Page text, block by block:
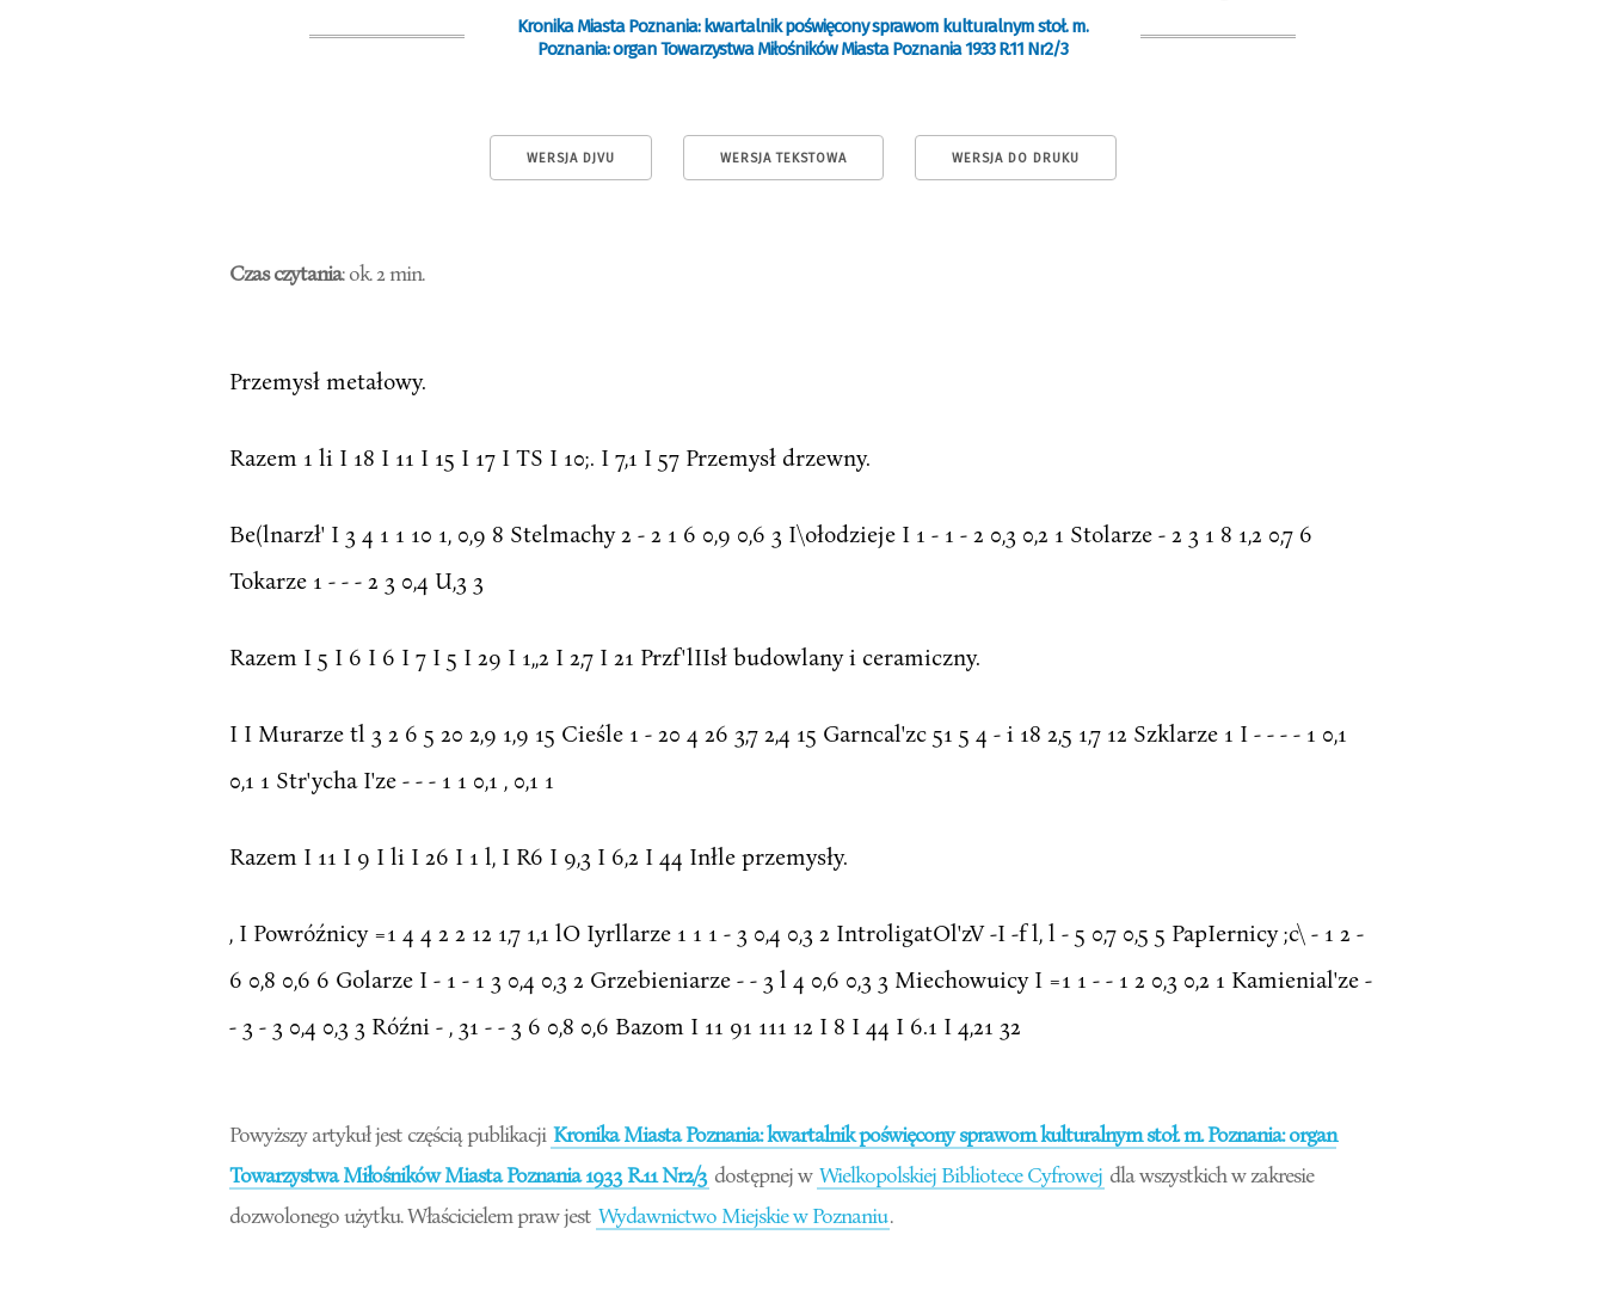
Kronika Miasta Poznania: kwartalnik poświęcony sprawom kulturalnym stoł. m.
Poznania: organ Towarzystwa Miłośników Miasta Poznania 1933 R.11 Nr2/3
WERSJA DJVU WERSJA TEKSTOWA WERSJA DO DRUKU
Czas czytania: ok. 2 min.
Przemysł metałowy.
Razem 1 li I 18 I 11 I 15 I 17 I TS I 10;. I 7,1 I 57 Przemysł drzewny.
Be(lnarzł' I 3 4 1 1 10 1, 0,9 8 Stelmachy 2 - 2 1 6 0,9 0,6 3 I\ołodzieje I 1 - 1 - 2 0,3 0,2 1 Stolarze - 2 3 1 8 1,2 0,7 6
Tokarze 1 - - - 2 3 0,4 U,3 3
Razem I 5 I 6 I 6 I 7 I 5 I 29 I 1,,2 I 2,7 I 21 Przf'lIIsł budowlany i ceramiczny.
I I Murarze tl 3 2 6 5 20 2,9 1,9 15 Cieśle 1 - 20 4 26 3,7 2,4 15 Garncal'zc 51 5 4 - i 18 2,5 1,7 12 Szklarze 1 I - - - - 1 0,1
0,1 1 Str'ycha I'ze - - - 1 1 0,1 , 0,1 1
Razem I 11 I 9 I li I 26 I 1 l, I R6 I 9,3 I 6,2 I 44 Inłle przemysły.
, I Powróźnicy =1 4 4 2 2 12 1,7 1,1 lO Iyrllarze 1 1 1 - 3 0,4 0,3 2 IntroligatOl'zV -I -f l, l - 5 0,7 0,5 5 PapIernicy ;c\ - 1 2 -
6 0,8 0,6 6 Golarze I - 1 - 1 3 0,4 0,3 2 Grzebieniarze - - 3 l 4 0,6 0,3 3 Miechowuicy I =1 1 - - 1 2 0,3 0,2 1 Kamienial'ze -
- 3 - 3 0,4 0,3 3 Róźni - , 31 - - 3 6 0,8 0,6 Bazom I 11 91 111 12 I 8 I 44 I 6.1 I 4,21 32
Powyższy artykuł jest częścią publikacji Kronika Miasta Poznania: kwartalnik poświęcony sprawom kulturalnym stoł. m. Poznania: organ
Towarzystwa Miłośników Miasta Poznania 1933 R.11 Nr2/3 dostępnej w Wielkopolskiej Bibliotece Cyfrowej dla wszystkich w zakresie
dozwolonego użytku. Właścicielem praw jest Wydawnictwo Miejskie w Poznaniu.